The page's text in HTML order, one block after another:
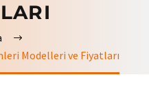
Modelleri ve Fiyatları